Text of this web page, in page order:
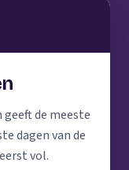
de meeste
dagen van de
vol.